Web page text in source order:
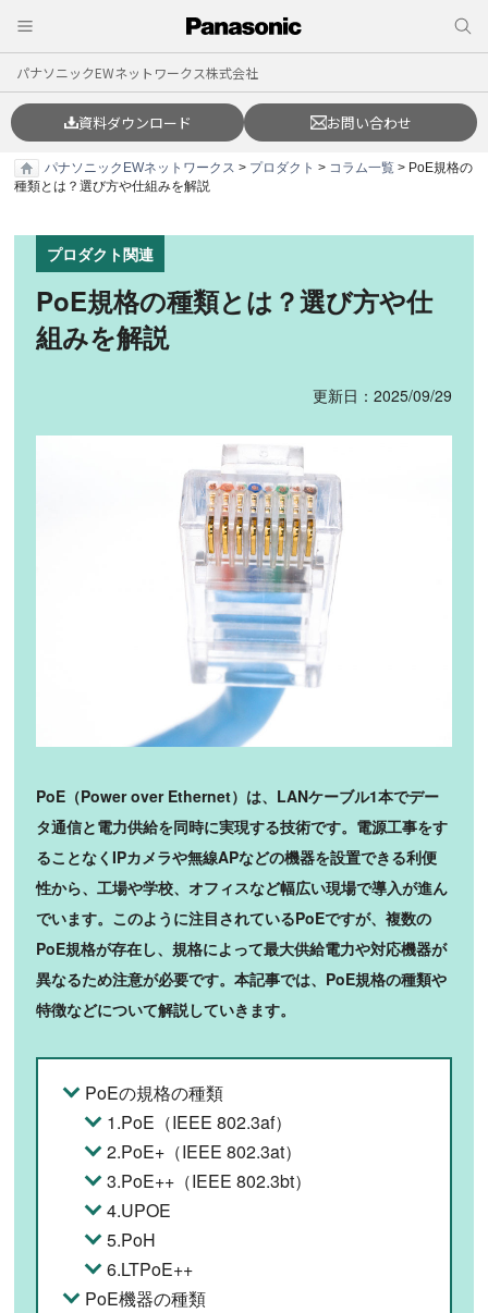
パナソニックEWネットワークス株式会社
資料ダウンロード お問い合わせ
パナソニックEWネットワークス > プロダクト > コラム一覧 > PoE規格の
種類とは？選び方や仕組みを解説
プロダクト関連
PoE規格の種類とは？選び方や仕
組みを解説
更新日：2025/09/29
PoE（Power over Ethernet）は、LANケーブル1本でデー
タ通信と電力供給を同時に実現する技術です。電源工事をす
ることなくIPカメラや無線APなどの機器を設置できる利便
性から、工場や学校、オフィスなど幅広い現場で導入が進ん
でいます。このように注目されているPoEですが、複数の
PoE規格が存在し、規格によって最大供給電力や対応機器が
異なるため注意が必要です。本記事では、PoE規格の種類や
特徴などについて解説していきます。
PoEの規格の種類
1.PoE（IEEE 802.3af）
2.PoE+（IEEE 802.3at）
3.PoE++（IEEE 802.3bt）
4.UPOE
5.PoH
6.LTPoE++
PoE機器の種類